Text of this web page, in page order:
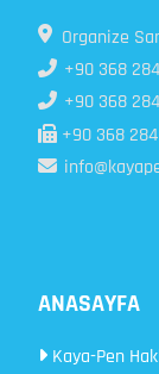
Organize
+90 368
+90 368
+90 368
ANASAYFA
Kaya-Pen